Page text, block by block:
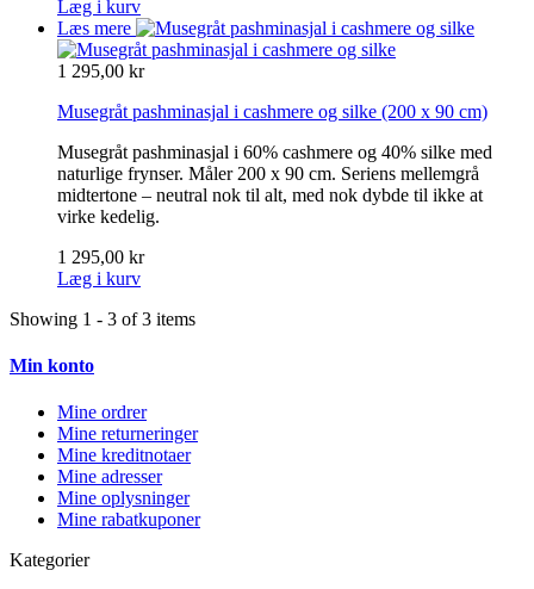
Læg i kurv
Læs mere
1 295,00 kr
Musegråt pashminasjal i cashmere og silke (200 x 90 cm)
Musegråt pashminasjal i 60% cashmere og 40% silke med
naturlige frynser. Måler 200 x 90 cm. Seriens mellemgrå
midtertone – neutral nok til alt, med nok dybde til ikke at
virke kedelig.
1 295,00 kr
Læg i kurv
Showing 1 - 3 of 3 items
Min konto
Mine ordrer
Mine returneringer
Mine kreditnotaer
Mine adresser
Mine oplysninger
Mine rabatkuponer
Kategorier